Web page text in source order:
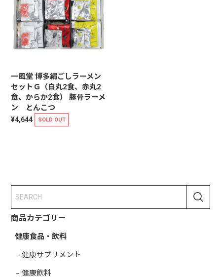
商品カテゴリー
健康食品・飲料
健康サプリメント
健康飲料
一風堂 博多絹ごしラーメン
セットＧ（白丸2食、赤丸2
食、からか2食） 豚骨ラーメ
ン とんこつ
¥4,644 SOLD OUT